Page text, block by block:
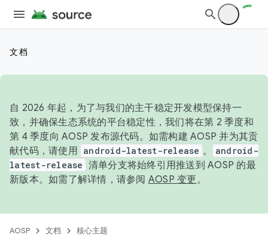
文档
自 2026 年起，为了与我们的主干稳定开发模型保持一
致，并确保生态系统的平台稳定性，我们将在第 2 季度和
第 4 季度向 AOSP 发布源代码。如需构建 AOSP 并为其贡
献代码，请使用 android-latest-release 。
android-
latest-release 清单分支将始终引用推送到 AOSP 的最
新版本。如需了解详情，请参阅 AOSP 变更。
AOSP 文档 核心主题